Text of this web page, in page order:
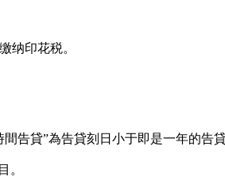
纳印花税。
告貸”為告貸刻日小于即是一年的告
。